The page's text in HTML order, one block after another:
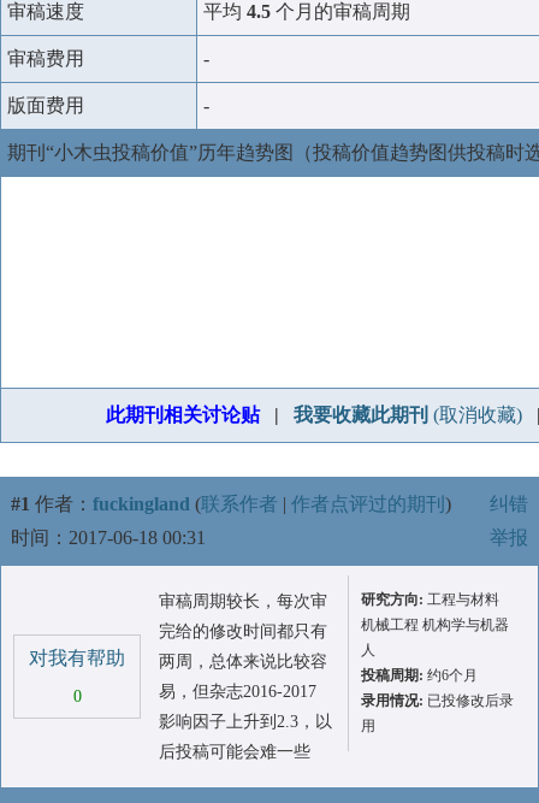
审稿速度 平均 4.5 个月的审稿周期
审稿费用 -
版面费用 -
期刊“小木虫投稿价值”历年趋势图（投稿价值趋势图供投稿时
此期刊相关讨论贴| 我要收藏此期刊 (取消收藏)
#1 作者： fuckingland (联系作者 | 作者点评过的期刊 )
时间：2017-06-18 00:31
纠错
举报
对我有帮助
0
审稿周期较长，每次审
完给的修改时间都只有
两周，总体来说比较容
易，但杂志2016-2017
影响因子上升到2.3，以
后投稿可能会难一些
研究方向: 工程与材料
机械工程 机构学与机器
人
投稿周期: 约6个月
录用情况: 已投修改后录
用